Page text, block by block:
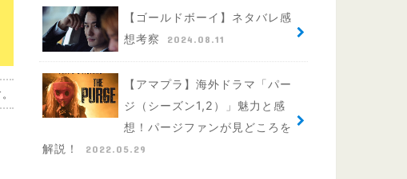
【ゴールドボーイ】ネタバレ感
想考察
2024.08.11
【アマプラ】海外ドラマ「パー
ジ（シーズン1,2）」魅力と感
想！パージファンが見どころを
解説！
2022.05.29